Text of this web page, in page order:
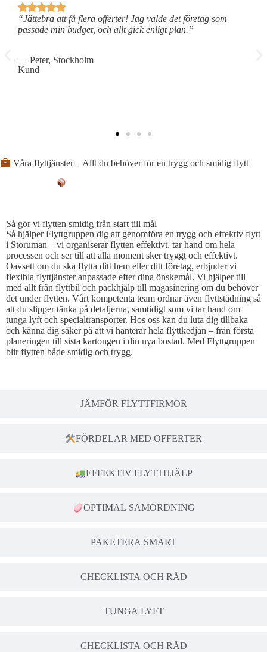
“Jättebra att få flera offerter! Jag valde det företag som
passade min budget, och allt gick enligt plan.”
— Peter, Stockholm
Kund
Våra flyttjänster – Allt du behöver för en trygg och smidig flytt
JÄMFÖR FLYTTFIRMOR
FÖRDELAR MED OFFERTER
EFFEKTIV FLYTTHJÄLP
OPTIMAL SAMORDNING
PAKETERA SMART
CHECKLISTA OCH RÅD
TUNGA LYFT
CHECKLISTA OCH RÅD
Så gör vi flytten smidig från start till mål
Så hjälper Flyttgruppen dig att genomföra en trygg och effektiv flytt
i Storuman – vi organiserar flytten effektivt, tar hand om hela
processen och ser till att alla moment sker tryggt och effektivt.
Oavsett om du ska flytta ditt hem eller ditt företag, erbjuder vi
flexibla flyttjänster anpassade efter dina önskemål. Vi hjälper till
med allt från flyttbil och packhjälp till magasinering om du behöver
det under flytten. Vårt kompetenta team ordnar även flyttstädning så
att du slipper tänka på detaljerna, samtidigt som vi tar hand om
tunga lyft och specialtransporter. Hos oss kan du luta dig tillbaka
och känna dig säker på att vi hanterar hela flyttkedjan – från första
planeringen till sista kartongen i din nya bostad. Med Flyttgruppen
blir flytten både smidig och trygg.